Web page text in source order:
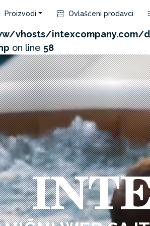
product/
vhosts/intexcompany.com/
on line 58
Proizvodi Ovlašćeni prodavci